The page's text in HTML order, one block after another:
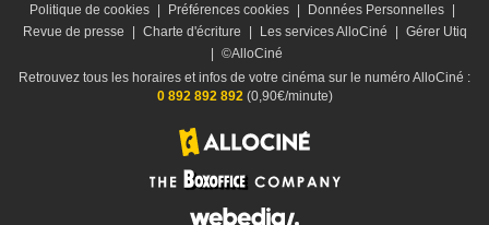
Politique de cookies
Préférences cookies Données Personnelles
Revue de presse
Charte d'écriture Les services AlloCiné
Gérer Utiq
©AlloCiné
Retrouvez tous les horaires et infos de votre cinéma sur le numéro AlloCiné :
0 892 892 892(0,90€/minute)